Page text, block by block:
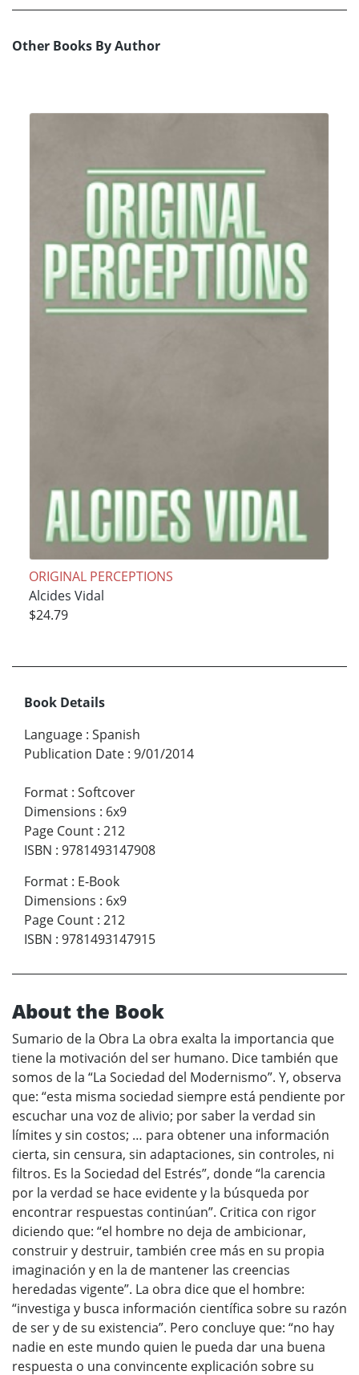
Other Books By Author
ORIGINAL PERCEPTIONS
Alcides Vidal
$24.79
Book Details
Language : Spanish
Publication Date : 9/01/2014
Format : Softcover
Dimensions : 6x9
Page Count : 212
ISBN : 9781493147908
Format : E-Book
Dimensions : 6x9
Page Count : 212
ISBN : 9781493147915
About the Book
Sumario de la Obra La obra exalta la importancia que
tiene la motivación del ser humano. Dice también que
somos de la “La Sociedad del Modernismo”. Y, observa
que: “esta misma sociedad siempre está pendiente por
escuchar una voz de alivio; por saber la verdad sin
límites y sin costos; … para obtener una información
cierta, sin censura, sin adaptaciones, sin controles, ni
filtros. Es la Sociedad del Estrés”, donde “la carencia
por la verdad se hace evidente y la búsqueda por
encontrar respuestas continúan”. Critica con rigor
diciendo que: “el hombre no deja de ambicionar,
construir y destruir, también cree más en su propia
imaginación y en la de mantener las creencias
heredadas vigente”. La obra dice que el hombre:
“investiga y busca información científica sobre su razón
de ser y de su existencia”. Pero concluye que: “no hay
nadie en este mundo quien le pueda dar una buena
respuesta o una convincente explicación sobre su